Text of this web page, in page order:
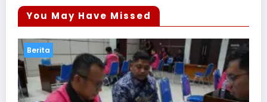
You May Have Missed
Berita